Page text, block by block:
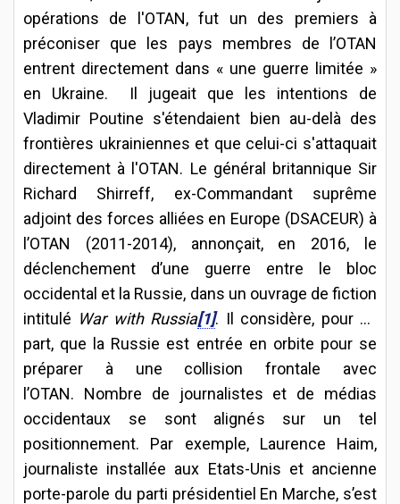
opérations de l'OTAN, fut un des premiers à
préconiser que les pays membres de l’OTAN
entrent directement dans « une guerre limitée »
en Ukraine. Il jugeait que les intentions de
Vladimir Poutine s'étendaient bien au-delà des
frontières ukrainiennes et que celui-ci s'attaquait
directement à l'OTAN. Le général britannique Sir
Richard Shirreff, ex-Commandant suprême
adjoint des forces alliées en Europe (DSACEUR) à
l’OTAN (2011-2014), annonçait, en 2016, le
déclenchement d’une guerre entre le bloc
occidental et la Russie, dans un ouvrage de fiction
intitulé War with Russia[1]. Il considère, pour sa
part, que la Russie est entrée en orbite pour se
préparer à une collision frontale avec
l’OTAN. Nombre de journalistes et de médias
occidentaux se sont alignés sur un tel
positionnement. Par exemple, Laurence Haim,
journaliste installée aux Etats-Unis et ancienne
porte-parole du parti présidentiel En Marche, s’est